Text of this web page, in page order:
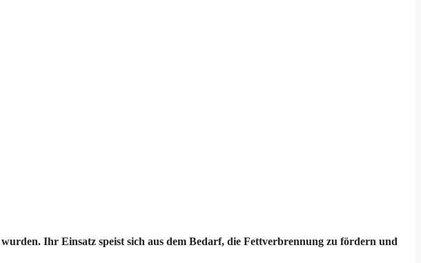
Ihr Einsatz speist sich aus dem Bedarf, die Fettverbrennung zu fördern und